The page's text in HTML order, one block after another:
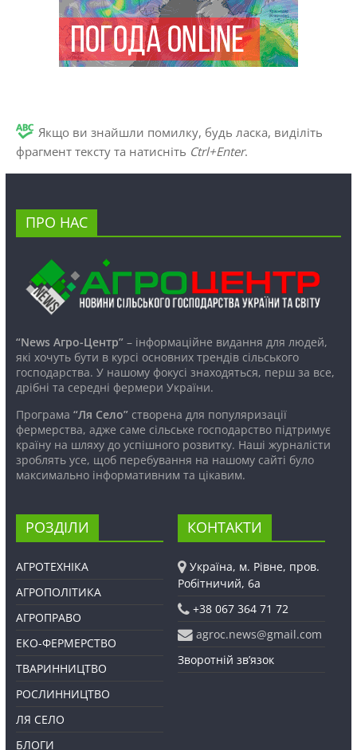
Якщо ви знайшли помилку, будь ласка, виділіть
фрагмент тексту та натисніть Ctrl+Enter.
ПРО НАС
“News Агро-Центр”– інформаційне видання для людей,
які хочуть бути в курсі основних трендів сільського
господарства. У нашому фокусі знаходяться, перш за все,
дрібні та середні фермери України.
Програма “Ля Село”створена для популяризації
фермерства, адже саме сільське господарство підтримує
країну на шляху до успішного розвитку. Наші журналісти
зроблять усе, щоб перебування на нашому сайті було
максимально інформативним та цікавим.
РОЗДІЛИ
АГРОТЕХНІКА
АГРОПОЛІТИКА
АГРОПРАВО
ЕКО-ФЕРМЕРСТВО
ТВАРИННИЦТВО
РОСЛИННИЦТВО
ЛЯ СЕЛО
БЛОГИ
КОНТАКТИ
Україна, м. Рівне, пров.
Робітничий, 6а
+38 067 364 71 72
agroc.news@gmail.com
Зворотній зв’язок